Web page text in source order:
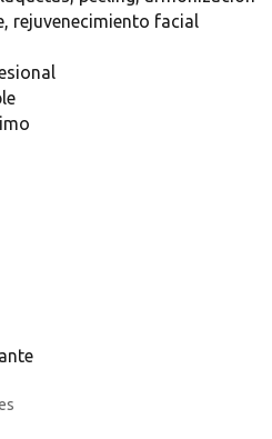
rejuvenecimiento facial